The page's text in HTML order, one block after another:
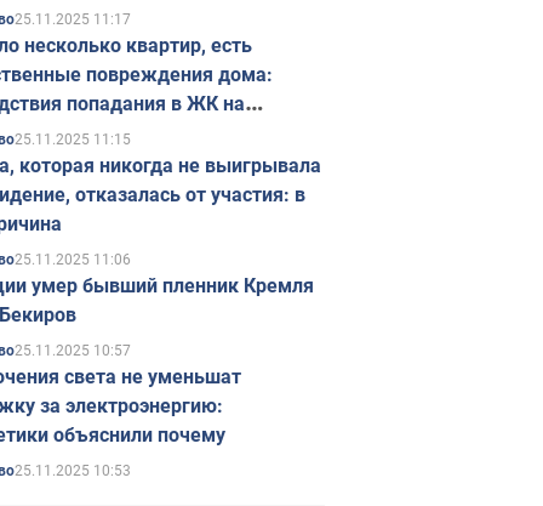
в ноябре
25.11.2025 11:17
несколько квартир, есть
повреждения дома:
попадания в ЖК на
в Киеве. Фото
25.11.2025 11:15
которая никогда не выигрывала
отказалась от участия: в
25.11.2025 11:06
умер бывший пленник Кремля
25.11.2025 10:57
света не уменьшат
за электроэнергию:
объяснили почему
25.11.2025 10:53